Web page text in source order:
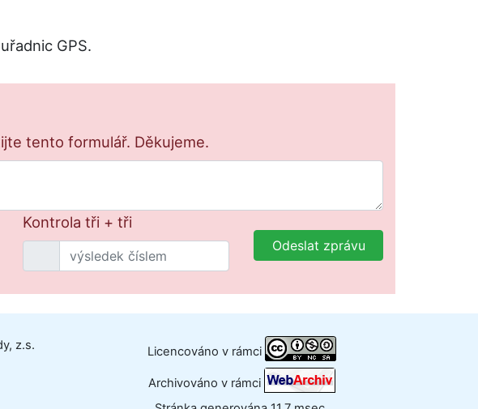
GPS.
tento formulář. Děkujeme.
Kontrola tři + tři
Odeslat zprávu
z.s. Licencováno v rámci
Archivováno v rámci